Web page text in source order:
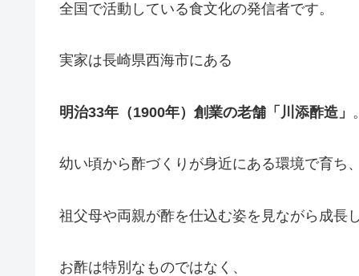
全国で活動している食文化の発信者です。
実家は長崎県西海市にある
明治33年（1900年）創業の老舗「川添酢造」 。
幼い頃から酢づくりが身近にある環境で育ち、
祖父母や両親が酢を仕込む姿を見ながら成長
お酢は特別なものではなく、